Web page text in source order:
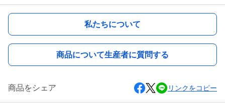
私たちについて
商品について生産者に質問する
商品をシェア リンクをコピー